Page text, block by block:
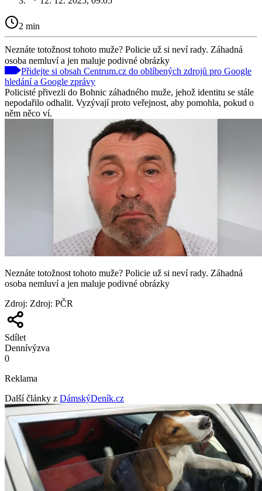
2 min
Neznáte totožnost tohoto muže? Policie už si neví rady. Záhadná
osoba nemluví a jen maluje podivné obrázky
Přidejte si obsah Centrum.cz do oblíbených zdrojů pro Google
hledání a Google zprávy
Policisté přivezli do Bohnic záhadného muže, jehož identitu se stále
nepodařilo odhalit. Vyzývají proto veřejnost, aby pomohla, pokud o
něm něco ví.
Neznáte totožnost tohoto muže? Policie už si neví rady. Záhadná
osoba nemluví a jen maluje podivné obrázky
Zdroj: Zdroj: PČR
Sdílet
Dennívýzva
0
Reklama
Další články z DámskýDeník.cz